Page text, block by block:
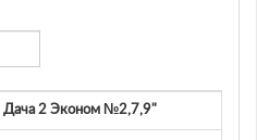
Дача 2 Эконом №2,7,9"